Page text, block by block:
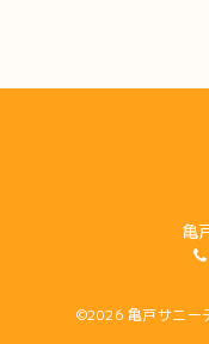
亀
©2026 亀戸サニー